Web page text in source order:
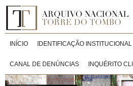
INÍCIO IDENTIFICAÇÃO INSTITUCIONAL
CANAL DE DENÚNCIAS INQUÉRITO